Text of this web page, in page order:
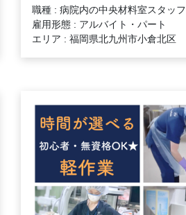
職種 : 病院内の中央材料室スタッフ
雇用形態 : アルバイト・パート
エリア : 福岡県北九州市小倉北区